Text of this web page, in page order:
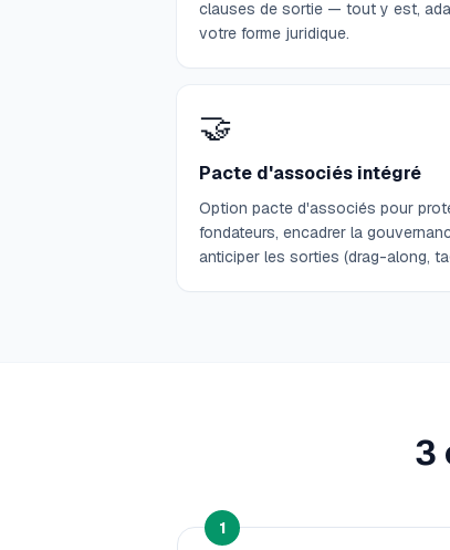
clauses de sortie — tout y est,
votre forme juridique.
🤝
Pacte d'associés intégré
Option pacte d'associés pour
fondateurs, encadrer la
anticiper les sorties (drag-along,
3
1